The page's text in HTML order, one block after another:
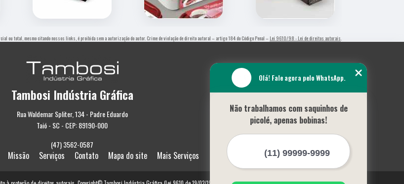
ou total, mesmo citando nossos links, é proibida sem a autorização do autor. Crime de violação de direito autoral – artigo 184 do Código Penal – Lei 9610/98 - Lei de direitos autorais
Tambosi Indústria Gráfica
Rua Waldemar Spliter, 134 - Padre Eduardo
Taió - SC - CEP: 89190-000
(47) 3562-0587
Missão Serviços Contato Mapa do site Mais Serviços
Olá! Fale agora pelo WhatsApp.
Não trabalhamos com saquinhos de
picolé, apenas bobinas!